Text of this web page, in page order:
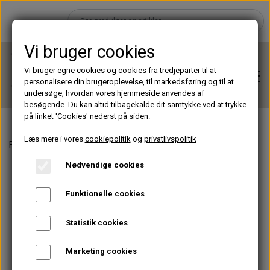
Brands
Forside Instalash SkinBOOST
Vi bruger cookies
Vi bruger egne cookies og cookies fra tredjeparter til at
personalisere din brugeroplevelse, til markedsføring og til at
undersøge, hvordan vores hjemmeside anvendes af
besøgende. Du kan altid tilbagekalde dit samtykke ved at trykke
på linket 'Cookies' nederst på siden.
Læs mere i vores cookiepolitikog privatlivspolitik
Nødvendige cookies
Funktionelle cookies
Statistik cookies
Marketing cookies